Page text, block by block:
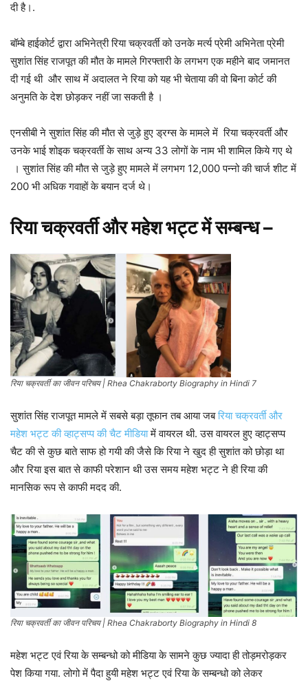
दी है।.
बॉम्बे हाईकोर्ट द्वारा अभिनेत्री रिया चक्रवर्ती को उनके मर्त्य प्रेमी अभिनेता प्रेमी
सुशांत सिंह राजपूत की मौत के मामले गिरफ्तारी के लगभग एक महीने बाद जमानत
दी गई थी और साथ में अदालत ने रिया को यह भी चेताया की वो बिना कोर्ट की
अनुमति के देश छोड़कर नहीं जा सकती है ।
एनसीबी ने सुशांत सिंह की मौत से जुड़े हुए ड्रग्स के मामले में रिया चक्रवर्ती और
उनके भाई शोइक चक्रवर्ती के साथ अन्य 33 लोगों के नाम भी शामिल किये गए थे
। सुशांत सिंह की मौत से जुड़े हुए मामले में लगभग 12,000 पन्नो की चार्ज शीट में
200 भी अधिक गवाहों के बयान दर्ज थे।
रिया चक्रवर्ती और महेश भट्ट में सम्बन्ध–
रिया चक्रवर्ती का जीवन परिचय | Rhea Chakraborty Biography in Hindi 7
सुशांत सिंह राजपूत मामले में सबसे बड़ा तूफान तब आया जबरिया चक्रवर्ती और
महेश भट्ट की व्हाट्सप्प की चैट मीडियामें वायरल थी. उस वायरल हुए व्हाट्सप्प
चैट की से कुछ बाते साफ हो गयी की जैसे कि रिया ने खुद ही सुशांत को छोड़ा था
और रिया इस बात से काफी परेशान थी उस समय महेश भट्ट ने ही रिया की
मानसिक रूप से काफी मदद की.
रिया चक्रवर्ती का जीवन परिचय | Rhea Chakraborty Biography in Hindi 8
महेश भट्ट एवं रिया के सम्बन्धो को मीडिया के सामने कुछ ज्यादा ही तोड़मरोड़कर
पेश किया गया. लोगो में पैदा हुयी महेश भट्ट एवं रिया के सम्बन्धो को लेकर